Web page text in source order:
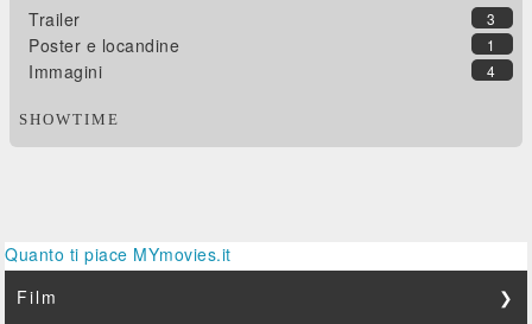
3
Trailer
1
Poster e locandine
4
Immagini
SHOWTIME
Quanto ti piace MYmovies.it
Film
❯